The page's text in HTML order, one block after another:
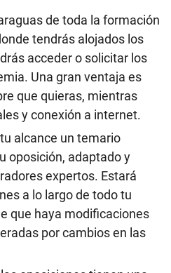
de toda la formación
tendrás alojados los
acceder o solicitar los
Una gran ventaja es
que quieras, mientras
y conexión a internet.
alcance un temario
oposición, adaptado y
expertos. Estará
a lo largo de todo tu
que haya modificaciones
por cambios en las